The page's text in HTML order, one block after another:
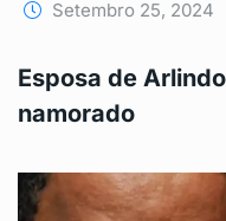
Setembro 25, 2024
Esposa de
namorado